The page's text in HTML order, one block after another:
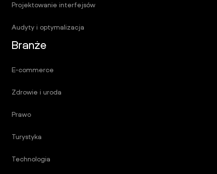
Projektowanie interfejsów
Audyty i optymalizacja
Branże
E-commerce
Zdrowie i uroda
Prawo
Turystyka
Technologia